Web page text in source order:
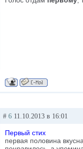
# 6 11.10.2013 в 16:01
Первый стих
первая половина